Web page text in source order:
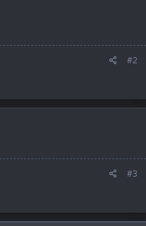
#2
#3